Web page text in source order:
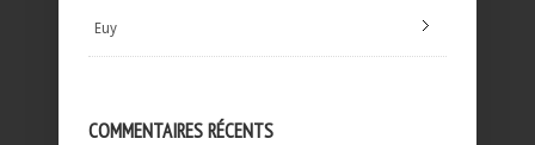
Euy
COMMENTAIRES RÉCENTS